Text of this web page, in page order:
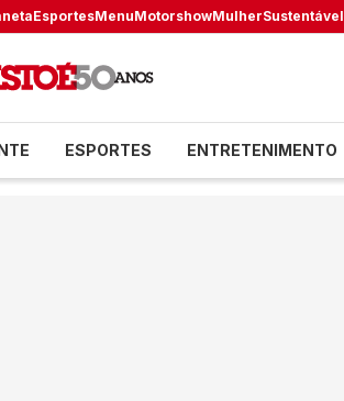
EsportesMenuMotorshowMulherSustentável
ESPORTES ENTRETENIMENTO